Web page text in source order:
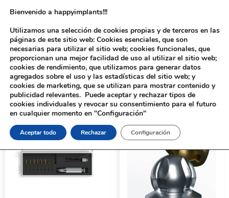
Inicio/ LONGITUD del producto / 25mm.
Bienvenido a happyimplants!!!
Utilizamos una selección de cookies propias y de terceros en las
páginas de este sitio web: Cookies esenciales, que son
necesarias para utilizar el sitio web; cookies funcionales, que
proporcionan una mejor facilidad de uso al utilizar el sitio web;
cookies de rendimiento, que utilizamos para generar datos
agregados sobre el uso y las estadísticas del sitio web; y
cookies de marketing, que se utilizan para mostrar contenido y
publicidad relevantes. Puede aceptar y rechazar tipos de
cookies individuales y revocar su consentimiento para el futuro
en cualquier momento en "Configuración"
Aceptar todo Rechazar Configuración